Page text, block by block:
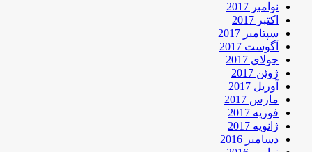
نوامبر 2017
اکتبر 2017
سپتامبر 2017
آگوست 2017
جولای 2017
ژوئن 2017
آوریل 2017
مارس 2017
فوریه 2017
ژانویه 2017
دسامبر 2016